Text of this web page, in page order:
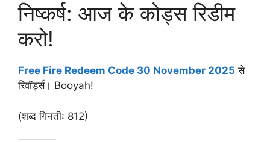
निष्कर्ष: आज के कोड्स रिडीम
करो!
Free Fire Redeem Code 30 November 2025 से
रिवॉर्ड्स। Booyah!
(शब्द गिनती: 812)